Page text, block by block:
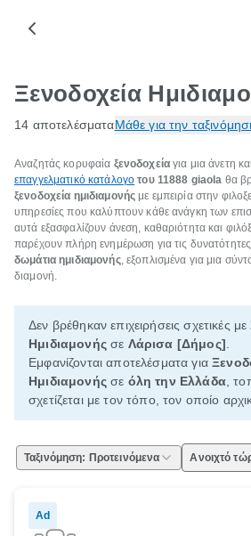
Ξενοδοχεία
14 αποτελέσματαΜάθε για την
Αναζητάς κορυφαία ξενοδοχείαγια μια άνετη
επαγγελματικό κατάλογο του 11888 giaola θα
ξενοδοχεία ημιδιαμονής με εμπειρία στην
υπηρεσίες που καλύπτουν κάθε ανάγκη των
αυτά εξασφαλίζουν άνεση, καθαριότητα και
παρέχουν πλήρη ενημέρωση για τις
δωμάτια ημιδιαμονής, εξοπλισμένα για μια
διαμονή.
Δεν βρέθηκαν επιχειρήσεις σχετικές με
Ημιδιαμονήςσε Λάρισα [Δήμος]
Εμφανίζονται αποτελέσματα για
Ημιδιαμονήςσε όλη την Ελλάδα,
σχετίζεται με τον τόπο, τον οποίο
Ταξινόμηση: Προτεινόμενα Ανοιχτό
Ad